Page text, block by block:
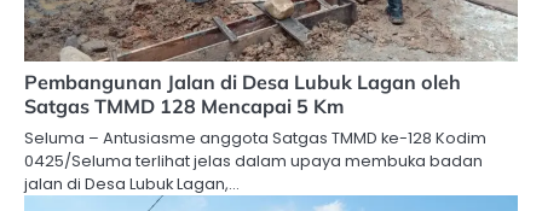
Pembangunan Jalan di Desa Lubuk Lagan oleh
Satgas TMMD 128 Mencapai 5 Km
Seluma – Antusiasme anggota Satgas TMMD ke-128 Kodim
0425/Seluma terlihat jelas dalam upaya membuka badan
jalan di Desa Lubuk Lagan,…